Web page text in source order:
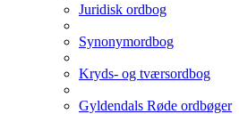
Juridisk ordbog
Synonymordbog
Kryds- og tværsordbog
Gyldendals Røde ordbøger